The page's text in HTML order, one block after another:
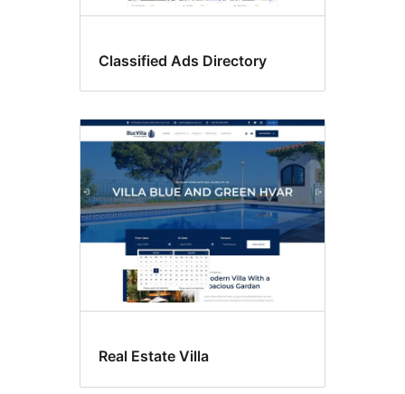
Classified Ads Directory
Real Estate Villa